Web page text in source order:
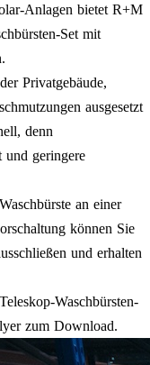
Anlagen bietet R+M
Set mit
Privatgebäude,
ausgesetzt
denn
und geringere
an einer
können Sie
und erhalten
Waschbürsten-
zum Download.